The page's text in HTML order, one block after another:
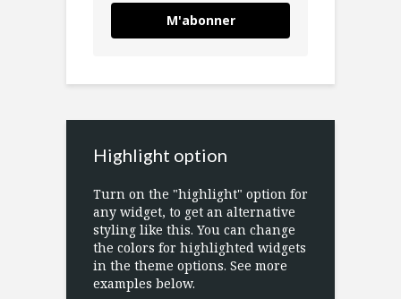
M'abonner
Highlight option
Turn on the "highlight" option for
any widget, to get an alternative
styling like this. You can change
the colors for highlighted widgets
in the theme options. See more
examples below.